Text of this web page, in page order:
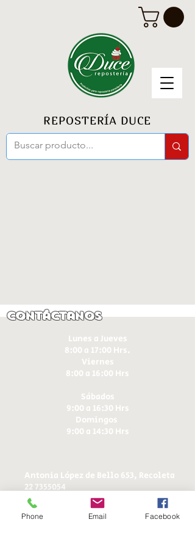
REPOSTERÍA DUCE
Contáctanos
Lunes a Jueves
8:00 a 17:00 Hrs.
Viernes
8:00 a 16:00 Hrs​
Sábados
9:00 a 16:30 Hrs
Domingos
9:00 a 14:30 Hrs
Antonia López de Bello 653, Recoleta
22 7355054
22 7375725
+56 9 75224598
ducereposteria@gmail.com
Phone Email Facebook